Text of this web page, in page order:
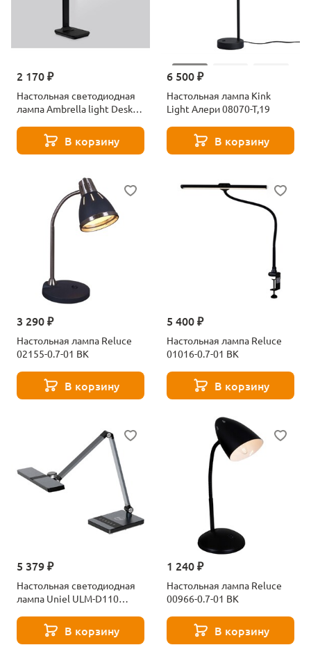
2 170 ₽
Настольная светодиодная
лампа Ambrella light Desk
В корзину
6 500 ₽
Настольная лампа Kink
Light Алери 08070-T,19
В корзину
3 290 ₽
Настольная лампа Reluce
02155-0.7-01 BK
В корзину
5 400 ₽
Настольная лампа Reluce
01016-0.7-01 BK
В корзину
5 379 ₽
Настольная светодиодная
лампа Uniel ULM-D110
UL-00011288В корзину
1 240 ₽
Настольная лампа Reluce
00966-0.7-01 BK
В корзину